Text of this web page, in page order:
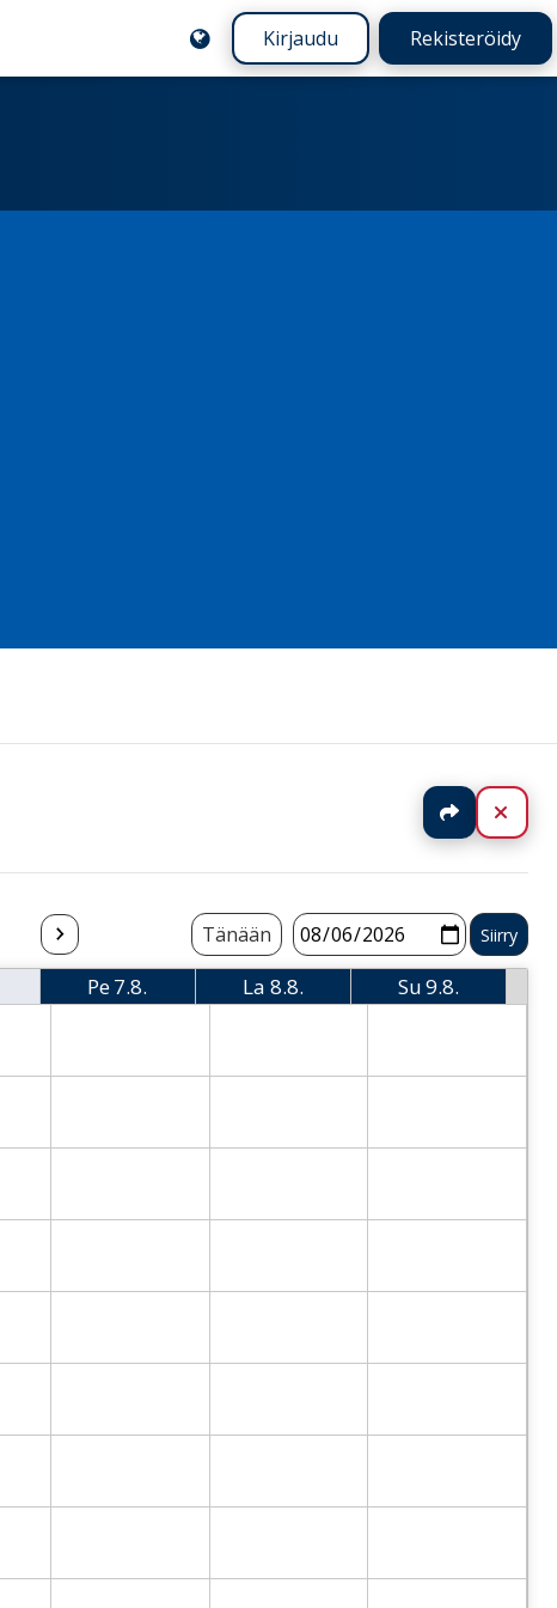
Kirjaudu Rekisteröidy
Jaa
Tänään
Pe7.8.
La 8.8.
Su9.8.